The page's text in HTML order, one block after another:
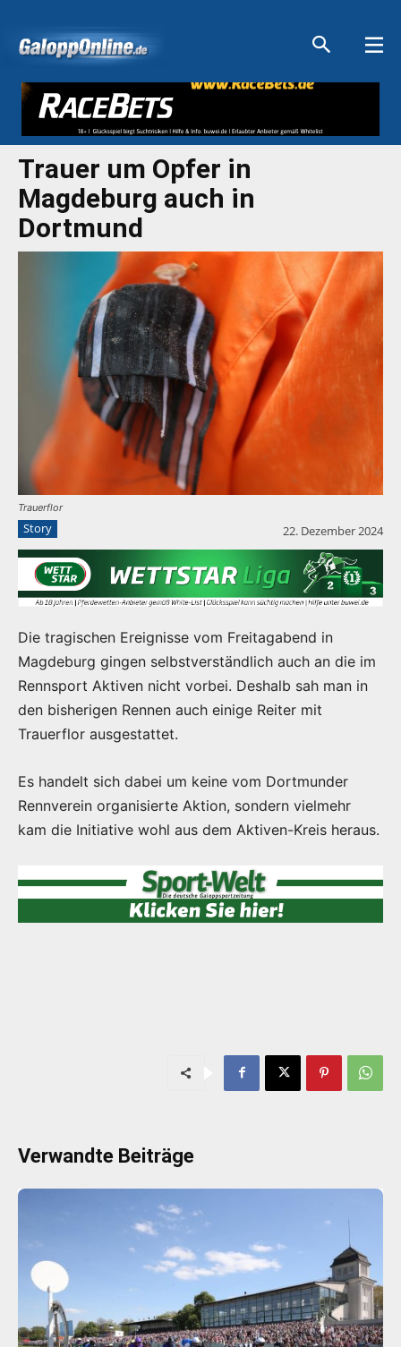
Trauer um Opfer in
Magdeburg auch in
Dortmund
Trauerflor
Story 22. Dezember 2024
Die tragischen Ereignisse vom Freitagabend in
Magdeburg gingen selbstverständlich auch an die im
Rennsport Aktiven nicht vorbei. Deshalb sah man in
den bisherigen Rennen auch einige Reiter mit
Trauerflor ausgestattet.
Es handelt sich dabei um keine vom Dortmunder
Rennverein organisierte Aktion, sondern vielmehr
kam die Initiative wohl aus dem Aktiven-Kreis heraus.
Verwandte Beiträge